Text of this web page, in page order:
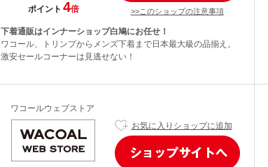
ポイント 4倍 >>このショップの注意事項
下着通販はインナーショップ白鳩にお任せ！
ワコール、トリンプからメンズ下着まで日本最大級の品揃え。
激安セールコーナーは見逃せない！
ワコールウェブストア
お気に入りショップに追加